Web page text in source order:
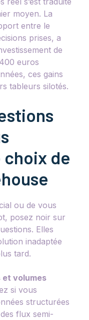
moyen. La
entre le
prises, a
de
euros
ces gains
tableurs silotés.
de
ou de vous
posez noir sur
Elles
inadaptée
tard.
et volumes
si vous
structurées
flux semi-